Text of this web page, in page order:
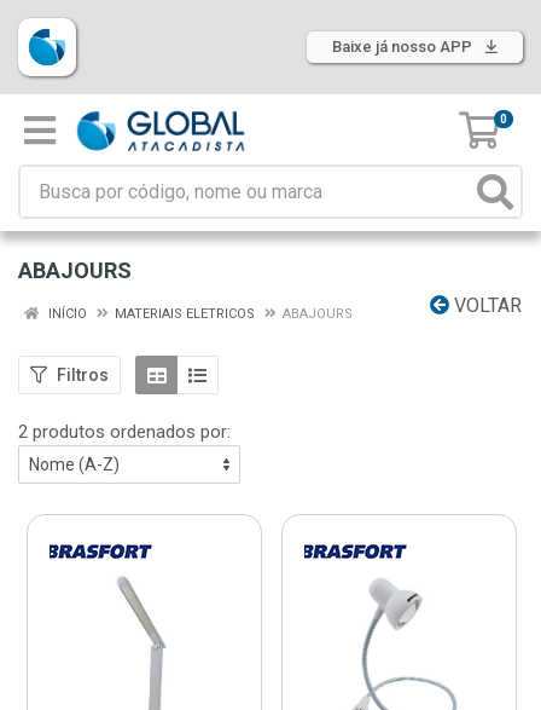
Baixe já nosso APP
0
ABAJOURS
VOLTAR
INÍCIO MATERIAIS ELETRICOS ABAJOURS
Filtros
2 produtos ordenados por: